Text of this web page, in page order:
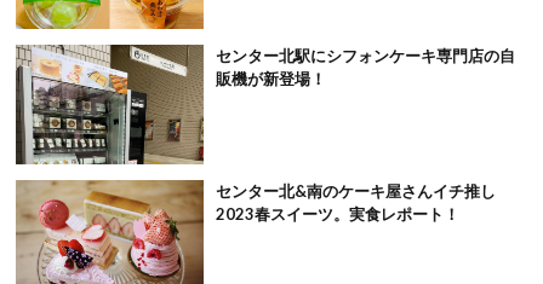
センター北駅にシフォンケーキ専門店の自
販機が新登場！
センター北&南のケーキ屋さんイチ推し
2023春スイーツ。実食レポート！